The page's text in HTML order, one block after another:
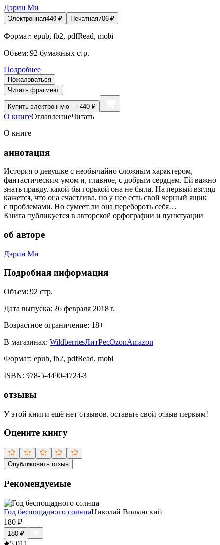
Дэрин Ми
Электронная440 ₽ Печатная706 ₽
Формат: epub, fb2, pdfRead, mobi
Объем: 92 бумажных стр.
Подробнее
Пожаловаться
Читать фрагмент
Купить электронную — 440 ₽
О книгеОглавлениеЧитать
О книге
аннотация
История о девушке с необычайно сложным характером,
фантастическим умом и, главное, с добрым сердцем. Ей важно
знать правду, какой бы горькой она не была. На первый взгляд
кажется, что она счастлива, но у нее есть свой черный ящик
с проблемами. Но сумеет ли она перебороть себя…
Книга публикуется в авторской орфографии и пунктуации
об авторе
Дэрин Ми
Подробная информация
Объем: 92 стр.
Дата выпуска: 26 февраля 2018 г.
Возрастное ограничение: 18+
В магазинах: WildberriesЛитРесOzonAmazon
Формат: epub, fb2, pdfRead, mobi
ISBN: 978-5-4490-4724-3
отзывы
У этой книги ещё нет отзывов, оставьте свой отзыв первым!
Оцените книгу
Опубликовать отзыв
Рекомендуемые
Год беспощадного солнцаНиколай Волынский
180 ₽
180 ₽
5.011